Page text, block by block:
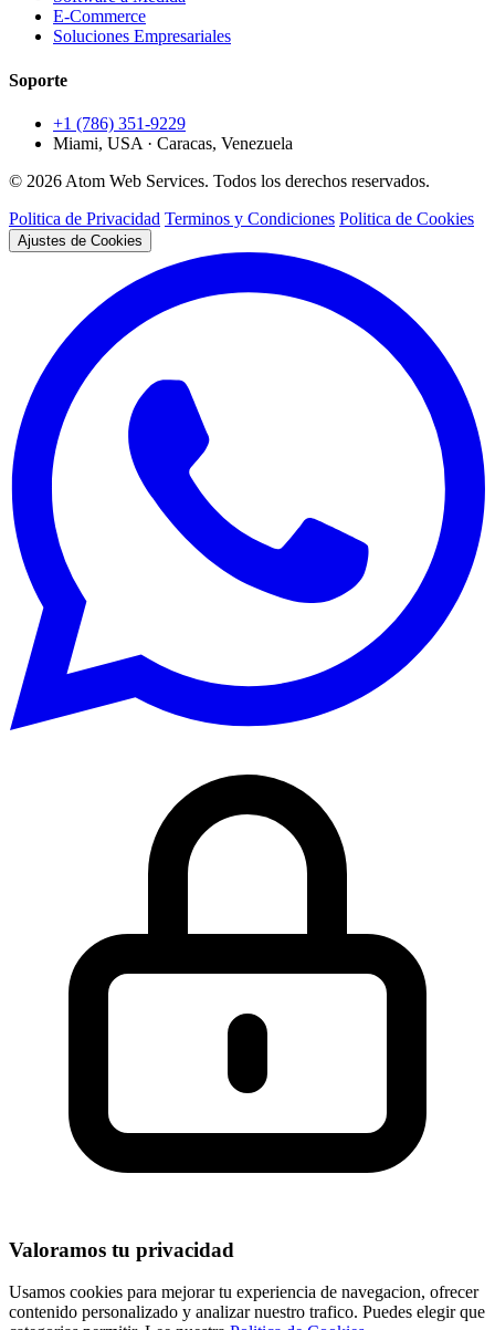
E-Commerce
Soluciones Empresariales
Soporte
+1 (786) 351-9229
Miami, USA · Caracas, Venezuela
© 2026 Atom Web Services. Todos los derechos reservados.
Politica de Privacidad Terminos y Condiciones Politica de Cookies
Ajustes de Cookies
Valoramos tu privacidad
Usamos cookies para mejorar tu experiencia de navegacion, ofrecer
contenido personalizado y analizar nuestro trafico. Puedes elegir que